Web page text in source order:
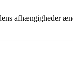
afhængigheder